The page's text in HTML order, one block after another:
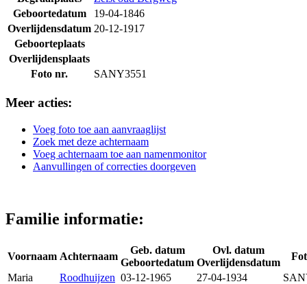
Geboortedatum
19-04-1846
Overlijdensdatum 20-12-1917
Geboorteplaats
Overlijdensplaats
Foto nr.
SANY3551
Meer acties:
Voeg foto toe aan aanvraaglijst
Zoek met deze achternaam
Voeg achternaam toe aan namenmonitor
Aanvullingen of correcties doorgeven
Familie informatie:
Voornaam Achternaam
Geb. datum
Geboortedatum
Ovl. datum
Overlijdensdatum
Maria
Roodhuijzen 03-12-1965 27-04-1934